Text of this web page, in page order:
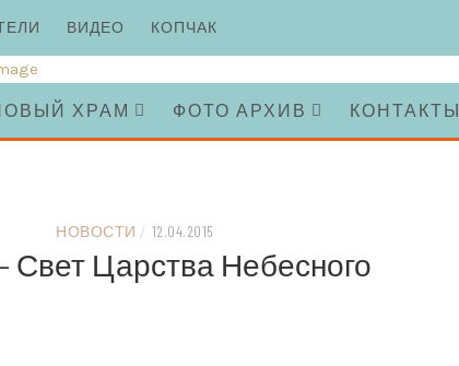
ВИДЕО КОПЧАК
ХРАМ ФОТО АРХИВ КОНТАКТЫ
НОВОСТИ / 12.04.2015
Свет Царства Небесного